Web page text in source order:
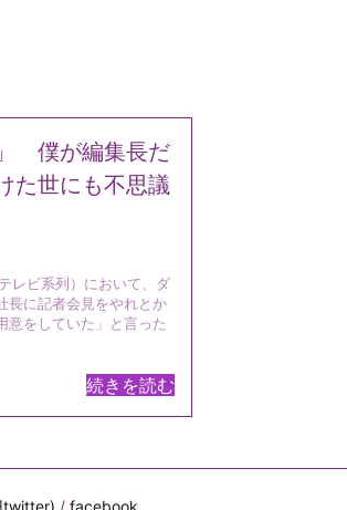
」 僕が編集長だ
た世にも不思議
レビ系列）において、ダ
長に記者会見をやれとか
意をしていた」と言った
続きを読む
twitter) / facebook